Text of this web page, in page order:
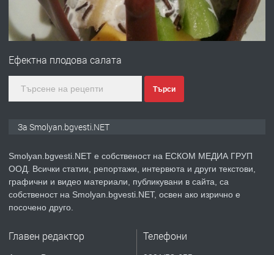
преди 2 години
ПРЕДЛАГА Имот в Северна Гърция, до Кавала
преди 2 години
ПРЕДЛАГА КЪЩА В МАРОНЯ
Ефектна плодова салата
Търси
За Smolyan.bgvesti.NET
Smolyan.bgvesti.NET е собственост на ЕСКОМ МЕДИА ГРУП
ООД. Всички статии, репортажи, интервюта и други текстови,
графични и видео материали, публикувани в сайта, са
собственост на Smolyan.bgvesti.NET, освен ако изрично е
посочено друго.
Главен редактор Телефони